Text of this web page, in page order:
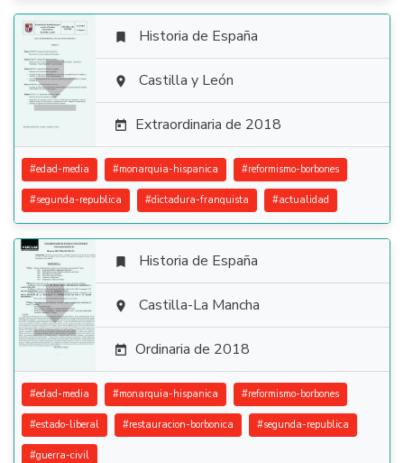

 Historia de España
 Castilla y León
 Extraordinaria de 2018
#edad-media #monarquia-hispanica #reformismo-borbones
#segunda-republica #dictadura-franquista #actualidad

 Historia de España
 Castilla-La Mancha
 Ordinaria de 2018
#edad-media #monarquia-hispanica #reformismo-borbones
#estado-liberal #restauracion-borbonica #segunda-republica
#guerra-civil